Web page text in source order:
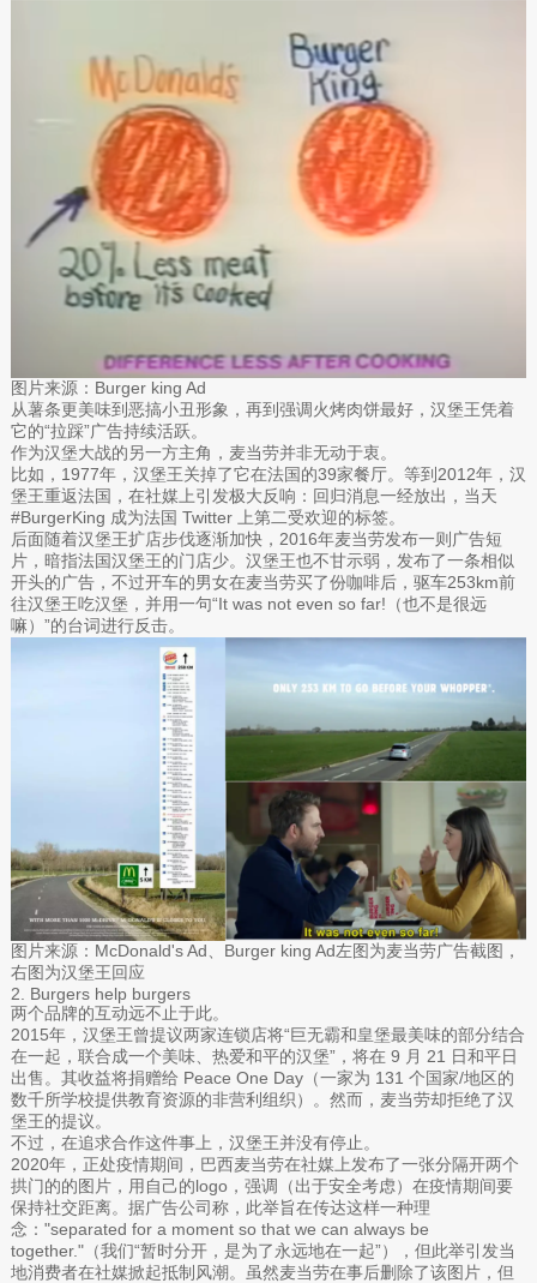
图片来源：Burger king Ad
从薯条更美味到恶搞小丑形象，再到强调火烤肉饼最好，汉堡王凭着
它的“拉踩”广告持续活跃。
作为汉堡大战的另一方主角，麦当劳并非无动于衷。
比如，1977年，汉堡王关掉了它在法国的39家餐厅。等到2012年，汉
堡王重返法国，在社媒上引发极大反响：回归消息一经放出，当天
#BurgerKing 成为法国 Twitter 上第二受欢迎的标签。
后面随着汉堡王扩店步伐逐渐加快，2016年麦当劳发布一则广告短
片，暗指法国汉堡王的门店少。汉堡王也不甘示弱，发布了一条相似
开头的广告，不过开车的男女在麦当劳买了份咖啡后，驱车253km前
往汉堡王吃汉堡，并用一句“It was not even so far!（也不是很远
嘛）”的台词进行反击。
图片来源：McDonald's Ad、Burger king Ad左图为麦当劳广告截图，
右图为汉堡王回应
2. Burgers help burgers
两个品牌的互动远不止于此。
2015年，汉堡王曾提议两家连锁店将“巨无霸和皇堡最美味的部分结合
在一起，联合成一个美味、热爱和平的汉堡”，将在 9 月 21 日和平日
出售。其收益将捐赠给 Peace One Day（一家为 131 个国家/地区的
数千所学校提供教育资源的非营利组织）。然而，麦当劳却拒绝了汉
堡王的提议。
不过，在追求合作这件事上，汉堡王并没有停止。
2020年，正处疫情期间，巴西麦当劳在社媒上发布了一张分隔开两个
拱门的的图片，用自己的logo，强调（出于安全考虑）在疫情期间要
保持社交距离。据广告公司称，此举旨在传达这样一种理
念："separated for a moment so that we can always be
together."（我们“暂时分开，是为了永远地在一起”），但此举引发当
地消费者在社媒掀起抵制风潮。虽然麦当劳在事后删除了该图片，但